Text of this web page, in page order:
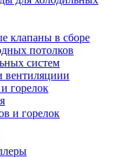
клапаны в сборе
потолков
систем
вентиляциии
горелок
и горелок